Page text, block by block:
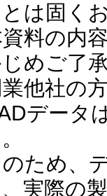
は固く
料の内
めご了
他社の
データ
ため、
実際の